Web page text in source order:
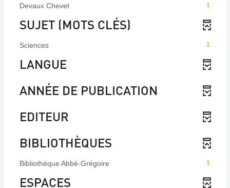
1
Devaux Chevet
SUJET (MOTS CLÉS)
1
Sciences
LANGUE
ANNÉE DE PUBLICATION
EDITEUR
BIBLIOTHÈQUES
1
Bibliothèque Abbé-Grégoire
ESPACES